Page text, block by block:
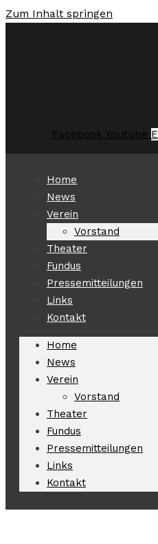
Zum Inhalt springen
Facebook Youtube
Home
News
Verein
Vorstand
Theater
Fundus
Pressemitteilungen
Links
Kontakt
Home
News
Verein
Vorstand
Theater
Fundus
Pressemitteilungen
Links
Kontakt